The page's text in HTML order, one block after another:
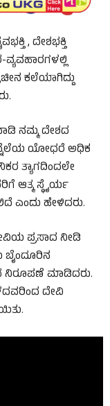
, ದೇಶಭಕ್ತಿ
ಕಲೆಯಾಗಿದ್ದು
ನಮ್ಮ ದೇಶದ
ಯೋಧರೆ ಅಧಿಕ
ತ್ಯಾಗದಿಂದಲೇ
ಆತ್ಮ ಸ್ಥೈರ್ಯ
ಎಂದು ಹೇಳಿದರು.
ಪ್ರಸಾದ ನೀಡಿ
ನಿರೂಪಣೆ ಮಾಡಿದರು.
ದೇವಿ